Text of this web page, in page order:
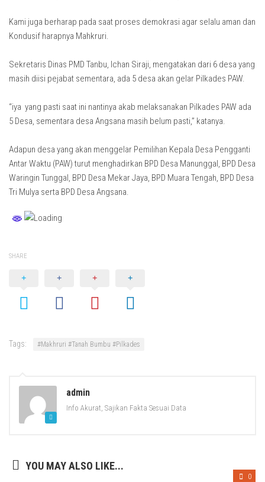
Kami juga berharap pada saat proses demokrasi agar selalu aman dan
Kondusif harapnya Mahkruri.
Sekretaris Dinas PMD Tanbu, Ichan Siraji, mengatakan dari 6 desa yang
masih diisi pejabat sementara, ada 5 desa akan gelar Pilkades PAW.
“iya yang pasti saat ini nantinya akab melaksanakan Pilkades PAW ada
5 Desa, sementara desa Angsana masih belum pasti,” katanya.
Adapun desa yang akan menggelar Pemilihan Kepala Desa Pengganti
Antar Waktu (PAW) turut menghadirkan BPD Desa Manunggal, BPD Desa
Waringin Tunggal, BPD Desa Mekar Jaya, BPD Muara Tengah, BPD Desa
Tri Mulya serta BPD Desa Angsana.
SHARE
Tags: #Makhruri #Tanah Bumbu #Pilkades
admin
Info Akurat, Sajikan Fakta Sesuai Data
YOU MAY ALSO LIKE...
0